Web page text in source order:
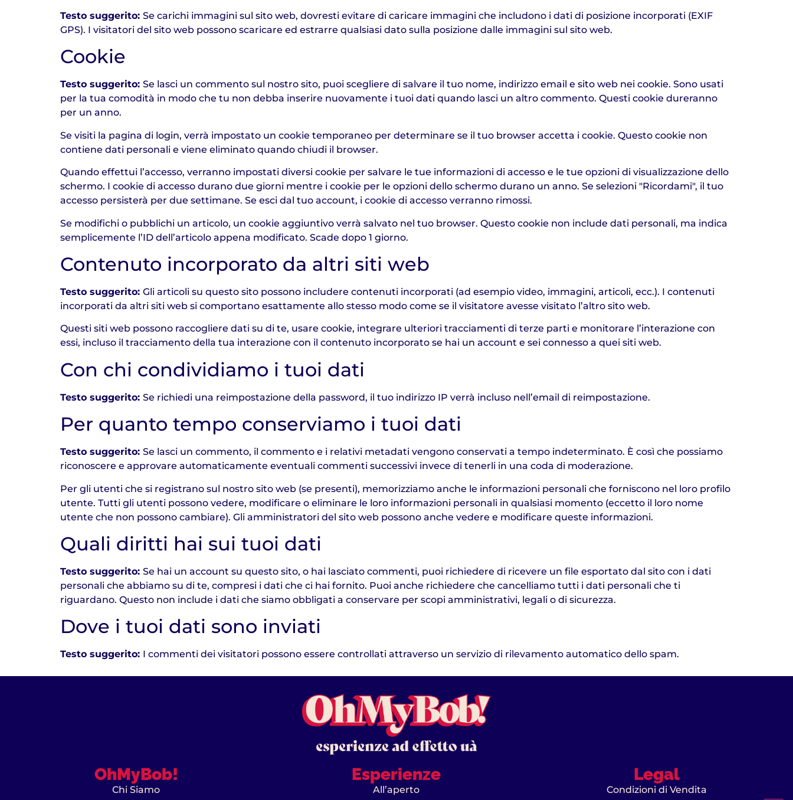
Testo suggerito: Se carichi immagini sul sito web, dovresti evitare di caricare immagini che includono i dati di posizione incorporati (EXIF
GPS). I visitatori del sito web possono scaricare ed estrarre qualsiasi dato sulla posizione dalle immagini sul sito web.
Cookie
Testo suggerito: Se lasci un commento sul nostro sito, puoi scegliere di salvare il tuo nome, indirizzo email e sito web nei cookie. Sono usati
per la tua comodità in modo che tu non debba inserire nuovamente i tuoi dati quando lasci un altro commento. Questi cookie dureranno
per un anno.
Se visiti la pagina di login, verrà impostato un cookie temporaneo per determinare se il tuo browser accetta i cookie. Questo cookie non
contiene dati personali e viene eliminato quando chiudi il browser.
Quando effettui l’accesso, verranno impostati diversi cookie per salvare le tue informazioni di accesso e le tue opzioni di visualizzazione dello
schermo. I cookie di accesso durano due giorni mentre i cookie per le opzioni dello schermo durano un anno. Se selezioni "Ricordami", il tuo
accesso persisterà per due settimane. Se esci dal tuo account, i cookie di accesso verranno rimossi.
Se modifichi o pubblichi un articolo, un cookie aggiuntivo verrà salvato nel tuo browser. Questo cookie non include dati personali, ma indica
semplicemente l’ID dell’articolo appena modificato. Scade dopo 1 giorno.
Contenuto incorporato da altri siti web
Testo suggerito: Gli articoli su questo sito possono includere contenuti incorporati (ad esempio video, immagini, articoli, ecc.). I contenuti
incorporati da altri siti web si comportano esattamente allo stesso modo come se il visitatore avesse visitato l’altro sito web.
Questi siti web possono raccogliere dati su di te, usare cookie, integrare ulteriori tracciamenti di terze parti e monitorare l’interazione con
essi, incluso il tracciamento della tua interazione con il contenuto incorporato se hai un account e sei connesso a quei siti web.
Con chi condividiamo i tuoi dati
Testo suggerito: Se richiedi una reimpostazione della password, il tuo indirizzo IP verrà incluso nell’email di reimpostazione.
Per quanto tempo conserviamo i tuoi dati
Testo suggerito: Se lasci un commento, il commento e i relativi metadati vengono conservati a tempo indeterminato. È così che possiamo
riconoscere e approvare automaticamente eventuali commenti successivi invece di tenerli in una coda di moderazione.
Per gli utenti che si registrano sul nostro sito web (se presenti), memorizziamo anche le informazioni personali che forniscono nel loro profilo
utente. Tutti gli utenti possono vedere, modificare o eliminare le loro informazioni personali in qualsiasi momento (eccetto il loro nome
utente che non possono cambiare). Gli amministratori del sito web possono anche vedere e modificare queste informazioni.
Quali diritti hai sui tuoi dati
Testo suggerito: Se hai un account su questo sito, o hai lasciato commenti, puoi richiedere di ricevere un file esportato dal sito con i dati
personali che abbiamo su di te, compresi i dati che ci hai fornito. Puoi anche richiedere che cancelliamo tutti i dati personali che ti
riguardano. Questo non include i dati che siamo obbligati a conservare per scopi amministrativi, legali o di sicurezza.
Dove i tuoi dati sono inviati
Testo suggerito: I commenti dei visitatori possono essere controllati attraverso un servizio di rilevamento automatico dello spam.
OhMyBob!
Chi Siamo
Esperienze
All’aperto
Legal
Condizioni di Vendita